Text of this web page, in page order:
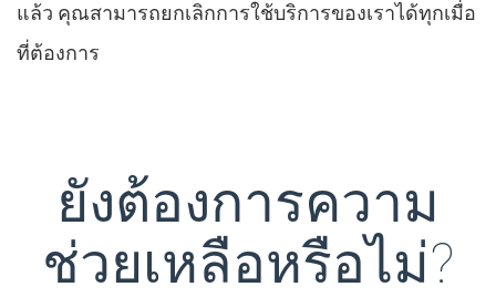
แล้ว คุณสามารถยกเลิกการใช้บริการของเราได้ทุกเมื่อ
ที่ต้องการ
ยังต้องการความ
ช่วยเหลือหรือไม่?